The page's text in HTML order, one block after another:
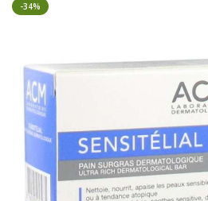
-34%